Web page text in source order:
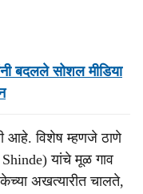
बदलले सोशल मीडिया
आहे. विशेष म्हणजे ठाणे
यांचे मूळ गाव
अखत्यारीत चालते,